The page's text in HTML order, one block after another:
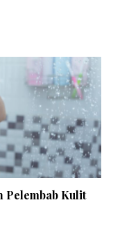
Pelembab Kulit